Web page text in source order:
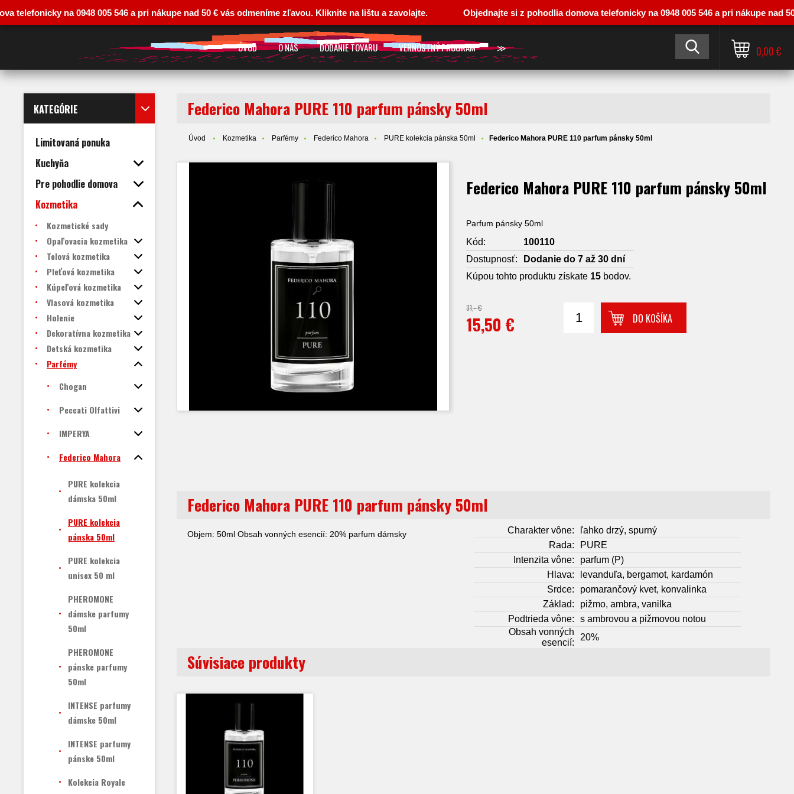
ÚVOD O NÁS DODANIE TOVARU VERNOSTNÝ PROGRAM ≫ 0,00 €
KATEGÓRIE
Limitovaná ponuka
Kuchyňa
Pre pohodlie domova
Kozmetika
Kozmetické sady
Opaľovacia kozmetika
Telová kozmetika
Pleťová kozmetika
Kúpeľová kozmetika
Vlasová kozmetika
Holenie
Dekoratívna kozmetika
Detská kozmetika
Parfémy
Chogan
Peccati Olfattivi
IMPERYA
Federico Mahora
PURE kolekcia
dámska 50ml
PURE kolekcia
pánska 50ml
PURE kolekcia
unisex 50 ml
PHEROMONE
dámske parfumy
50ml
PHEROMONE
pánske parfumy
50ml
INTENSE parfumy
dámske 50ml
INTENSE parfumy
pánske 50ml
Kolekcia Royale
Federico Mahora PURE 110 parfum pánsky 50ml
Úvod Kozmetika Parfémy Federico Mahora PURE kolekcia pánska 50ml Federico Mahora PURE 110 parfum pánsky 50ml
Federico Mahora PURE 110 parfum pánsky 50ml
Parfum pánsky 50ml
Kód:
100110
Dostupnosť:
Dodanie do 7 až 30 dní
Kúpou tohto produktu získate 15 bodov.
31,- €
15,50 € DO KOŠÍKA
Federico Mahora PURE 110 parfum pánsky 50ml
Objem: 50ml Obsah vonných esencií: 20% parfum dámsky Charakter vône:
ľahko drzý, spurný
Rada:
PURE
Intenzita vône:
parfum (P)
Hlava:
levanduľa, bergamot, kardamón
Srdce:
pomarančový kvet, konvalinka
Základ:
pižmo, ambra, vanilka
Podtrieda vône:
s ambrovou a pižmovou notou
Obsah vonných
esencií:
20%
Súvisiace produkty
na 0948 005 546 a pri nákupe nad 50 € vás odmeníme zľavou. Kliknite na lištu a zavolajte. Objednajte si z pohodlia domova telefonicky na 0948 005 546 a pri nákupe nad 50 €